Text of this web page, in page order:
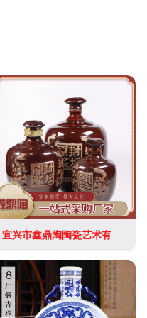
宜兴市鑫鼎陶陶瓷艺术有限公司